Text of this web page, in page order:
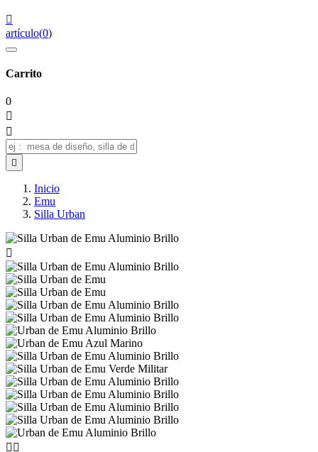

artículo(0)
Carrito
0



Inicio
Emu
Silla Urban

 